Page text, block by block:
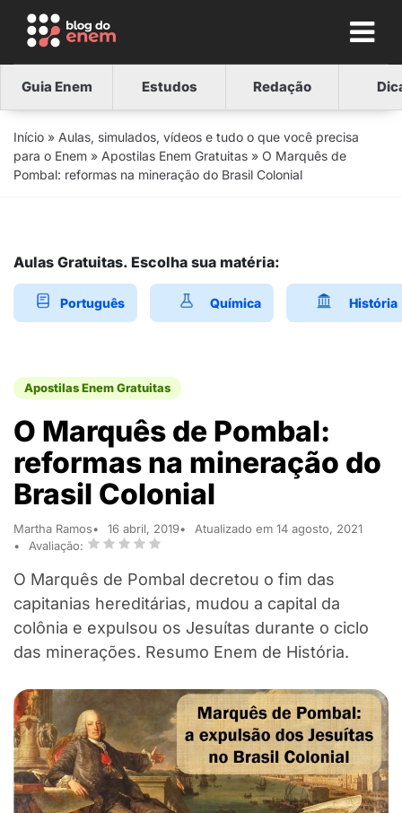
Guia Enem Estudos Redação
Início » Aulas, simulados, vídeos e tudo o que você precisa
para o Enem » Apostilas Enem Gratuitas » O Marquês de
Pombal: reformas na mineração do Brasil Colonial
Aulas Gratuitas. Escolha sua matéria:
Português Química História
Apostilas Enem Gratuitas
O Marquês de Pombal:
reformas na mineração do
Brasil Colonial
Martha Ramos 16 abril, 2019
Atualizado em 14 agosto, 2021
Avaliação:
O Marquês de Pombal decretou o fim das
capitanias hereditárias, mudou a capital da
colônia e expulsou os Jesuítas durante o ciclo
das minerações. Resumo Enem de História.